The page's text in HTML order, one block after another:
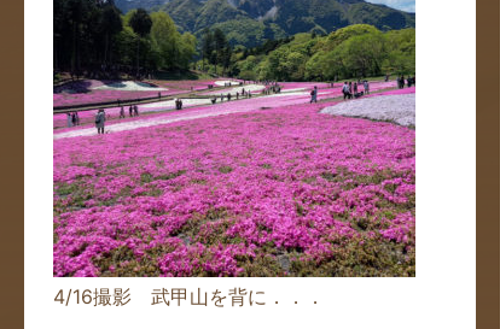
4/16撮影 武甲山を背に．．．